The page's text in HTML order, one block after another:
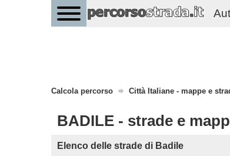
Calcola percorso Città Italiane - mappe e
BADILE - strade e
Elenco delle strade di Badile